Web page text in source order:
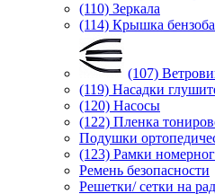
(110) Зеркала
(114) Крышка
(107)
(119) Насадки
(120) Насосы
(122) Пленка
Подушки
(123) Рамки
Ремень безопасности
Решетки/ сетки на